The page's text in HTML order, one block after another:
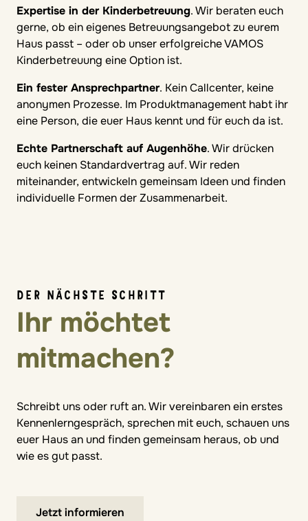
Expertise in der Kinderbetreuung. Wir beraten euch
gerne, ob ein eigenes Betreuungsangebot zu eurem
Haus passt – oder ob unser erfolgreiche VAMOS
Kinderbetreuung eine Option ist.
Ein fester Ansprechpartner. Kein Callcenter, keine
anonymen Prozesse. Im Produktmanagement habt ihr
eine Person, die euer Haus kennt und für euch da ist.
Echte Partnerschaft auf Augenhöhe. Wir drücken
euch keinen Standardvertrag auf. Wir reden
miteinander, entwickeln gemeinsam Ideen und finden
individuelle Formen der Zusammenarbeit.
DER NÄCHSTE SCHRITT
Ihr möchtet
mitmachen?
Schreibt uns oder ruft an. Wir vereinbaren ein erstes
Kennenlerngespräch, sprechen mit euch, schauen uns
euer Haus an und finden gemeinsam heraus, ob und
wie es gut passt.
Jetzt informieren